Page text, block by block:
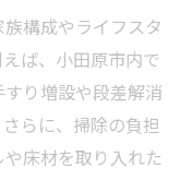
構成やライフスタ
ば、小田原市内で
り増設や段差解消
らに、掃除の負担
床材を取り入れた